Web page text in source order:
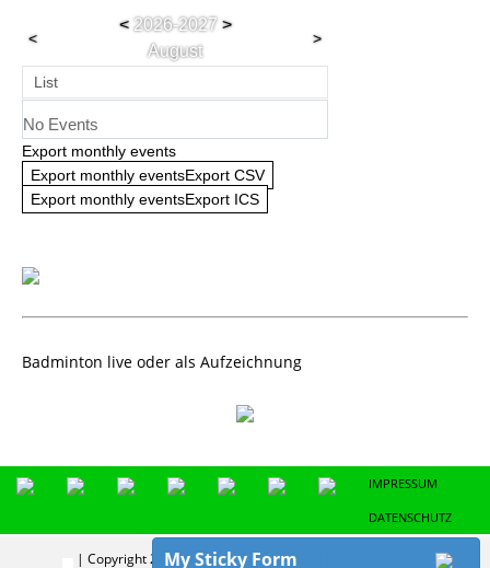
<
<2026-2027 >
August
>
List
No Events
Export monthly events
Export monthly eventsExport CSV
Export monthly eventsExport ICS
Badminton live oder als Aufzeichnung
IMPRESSUM
DATENSCHUTZ
| Copyright 2024 | BADMINTON-VERBAND SACHSEN e.V.
My Sticky Form